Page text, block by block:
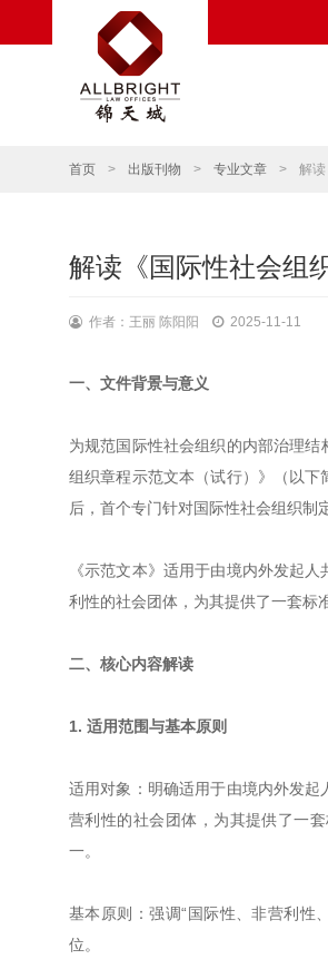
首页 > 出版刊物 > 专业文章 > 解读
解读《国际性社会组
作者：王丽 陈阳阳 2025-11-11
一、文件背景与意义
为规范国际性社会组织的内部治理
组织章程示范文本（试行）》（以
后，首个专门针对国际性社会组织制
《示范文本》适用于由境内外发起
利性的社会团体，为其提供了一套标
二、核心内容解读
1. 适用范围与基本原则
适用对象：明确适用于由境内外发
营利性的社会团体，为其提供了一
一。
基本原则：强调“国际性、非营利性
位。